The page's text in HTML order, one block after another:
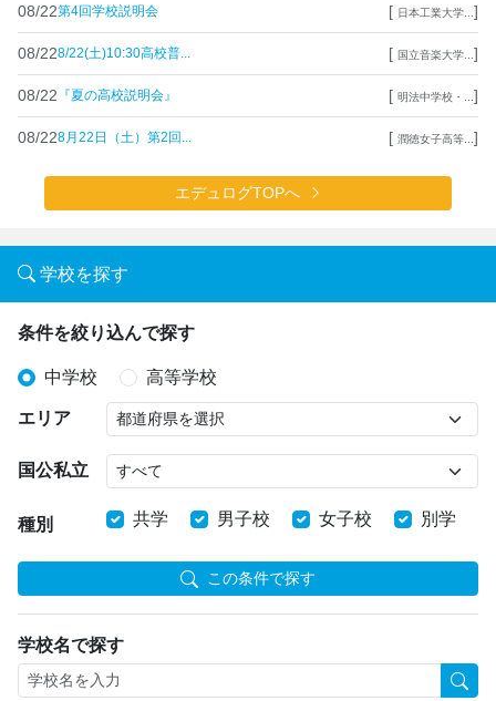
08/22第4回学校説明会 [ 日本工業大学... ]
08/228/22(土)10:30高校普... [ 国立音楽大学... ]
08/22 『夏の高校説明会』 [ 明法中学校・... ]
08/228月22日（土）第2回... [ 潤徳女子高等... ]
エデュログTOPへ
学校を探す
条件を絞り込んで探す
中学校 高等学校
エリア
国公私立
種別 共学 男子校 女子校 別学
この条件で探す
学校名で探す